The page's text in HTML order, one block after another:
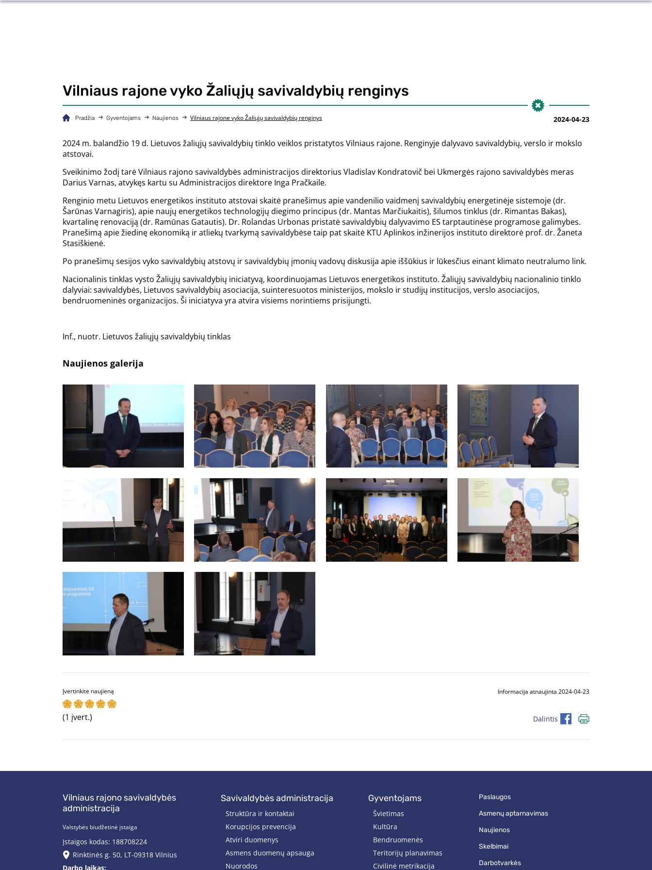
Vilniaus rajone vyko Žaliųjų savivaldybių renginys
Pradžia Gyventojams Naujienos Vilniaus rajone vyko Žaliųjų savivaldybių renginys 2024-04-23
2024 m. balandžio 19 d. Lietuvos žaliųjų savivaldybių tinklo veiklos pristatytos Vilniaus rajone. Renginyje dalyvavo savivaldybių, verslo ir mokslo
atstovai.
Sveikinimo žodį tarė Vilniaus rajono savivaldybės administracijos direktorius Vladislav Kondratovič bei Ukmergės rajono savivaldybės meras
Darius Varnas, atvykęs kartu su Administracijos direktore Inga Pračkaile.
Renginio metu Lietuvos energetikos instituto atstovai skaitė pranešimus apie vandenilio vaidmenį savivaldybių energetinėje sistemoje (dr.
Šarūnas Varnagiris), apie naujų energetikos technologijų diegimo principus (dr. Mantas Marčiukaitis), šilumos tinklus (dr. Rimantas Bakas),
kvartalinę renovaciją (dr. Ramūnas Gatautis). Dr. Rolandas Urbonas pristatė savivaldybių dalyvavimo ES tarptautinėse programose galimybes.
Pranešimą apie žiedinę ekonomiką ir atliekų tvarkymą savivaldybėse taip pat skaitė KTU Aplinkos inžinerijos instituto direktorė prof. dr. Žaneta
Stasiškienė.
Po pranešimų sesijos vyko savivaldybių atstovų ir savivaldybių įmonių vadovų diskusija apie iššūkius ir lūkesčius einant klimato neutralumo link.
Nacionalinis tinklas vysto Žaliųjų savivaldybių iniciatyvą, koordinuojamas Lietuvos energetikos instituto. Žaliųjų savivaldybių nacionalinio tinklo
dalyviai: savivaldybės, Lietuvos savivaldybių asociacija, suinteresuotos ministerijos, mokslo ir studijų institucijos, verslo asociacijos,
bendruomeninės organizacijos. Ši iniciatyva yra atvira visiems norintiems prisijungti.
Inf., nuotr. Lietuvos žaliųjų savivaldybių tinklas
Naujienos galerija
Įvertinkite naujieną
(1 įvert.)
Informacija atnaujinta 2024-04-23
Dalintis
Vilniaus rajono savivaldybės
administracija
Valstybės biudžetinė įstaiga
Įstaigos kodas: 188708224
Rinktinės g. 50, LT-09318 Vilnius
Darbo laikas:
savivaldybės administracija
Struktūra ir kontaktai
Korupcijos prevencija
Atviri duomenys
Asmens duomenų apsauga
Nuorodos
gyventojams
Švietimas
Kultūra
Bendruomenės
Teritorijų planavimas
Civilinė metrikacija
paslaugos
asmenų aptarnavimas
naujienos
skelbimai
darbotvarkės